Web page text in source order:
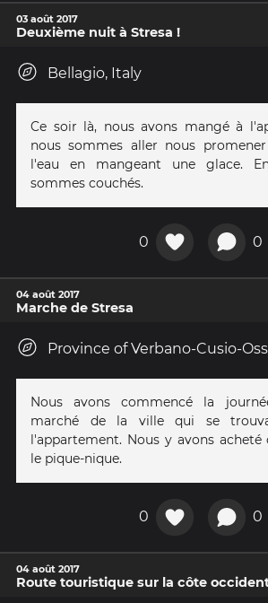
03 août 2017
Deuxième nuit à Stresa !
Bellagio, Italy
Ce soir là, nous avons mangé à
nous sommes aller nous
l'eau en mangeant une glace.
sommes couchés.
0 0
04 août 2017
Marche de Stresa
Province of Verbano-Cusio-
Nous avons commencé la
marché de la ville qui se
l'appartement. Nous y avons
le pique-nique.
0 0
04 août 2017
Route touristique sur la côte